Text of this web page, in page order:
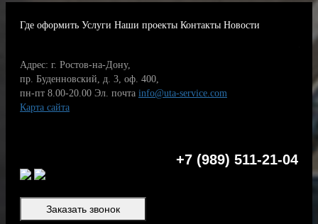
Где оформить Услуги Наши проекты Контакты Новости
Адрес: г. Ростов-на-Дону,
пр. Буденновский, д. 3, оф. 400,
пн-пт 8.00-20.00 Эл. почта info@uta-service.com
Карта сайта
+7 (989) 511-21-04
Заказать звонок